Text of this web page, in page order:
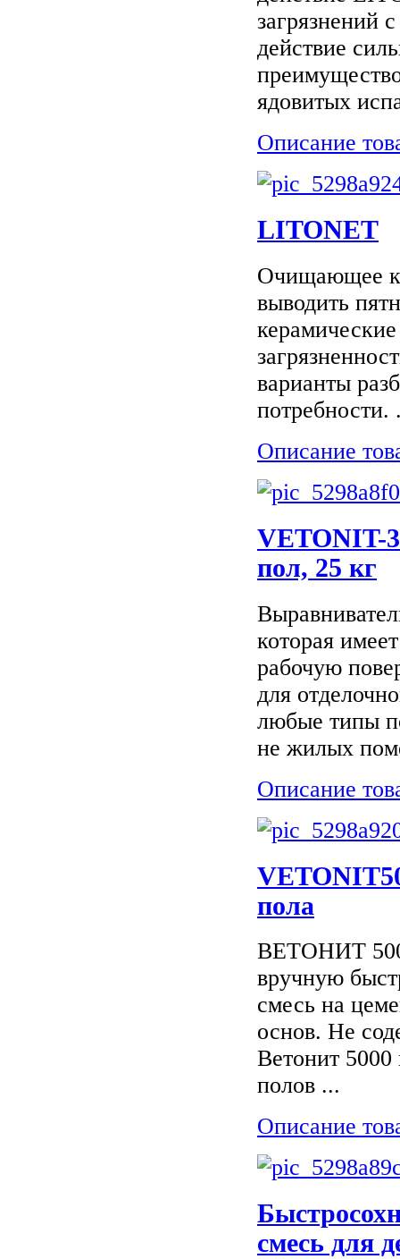
загрязнений
действие
ядовитых
Описание
LITONET
Очищающее
выводить
варианты
потребности.
Описание
VETONIT-
пол, 25 кг
которая
рабочую
для
любые типы
не жилых
Описание
пола
ВЕТОНИТ
вручную
смесь на
основ. Не
Ветонит 5000
полов ...
Описание
смесь для